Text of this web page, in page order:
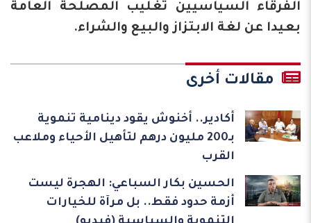
الفرقاء السياسيين تغليب المصلحة العامة
بعيدا عن لغة الابتزاز والبيع والشراء.
مقالات أخرى
أكادير.. أخنوش يقود دينامية تنموية
بـ200 مليون درهم لتأهيل الأحياء وملاعب
القرب
الحسين بكار السباعي: الهجرة ليست
أزمة حدود فقط.. بل مرآة للخيارات